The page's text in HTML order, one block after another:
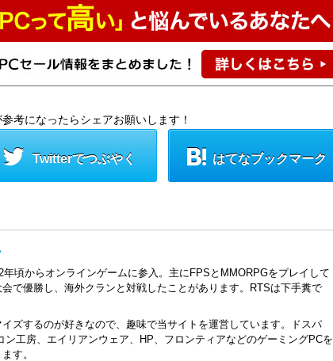
考になったらシェアお願いします！
Twitterでつぶやく はてなブックマーク
年頃からオンラインゲームに参入。主にFPSとMMORPGをプレイして
で優勝し、海外クランと対戦したことがあります。RTSは下手糞で
ズするのが好きなので、趣味で当サイトを運営しています。ドスパ
ン工房、エイリアンウェア、HP、フロンティアなどのゲーミングPCを
す。